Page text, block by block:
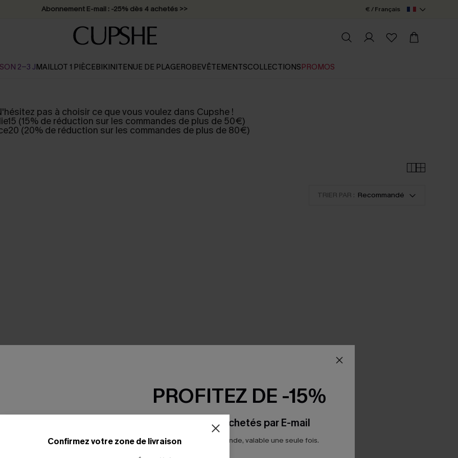
Abonnement E-mail : -25% dès 4 achetés >> € / Français
2-3 JMAILLOT 1 PIÈCEBIKINITENUE DE PLAGEROBEVÊTEMENTSCOLLECTIONSPROMOS
pas à choisir ce que vous voulez dans Cupshe !
(15% de réduction sur les commandes de plus de 50€)
(20% de réduction sur les commandes de plus de 80€)
TRIER PAR : Recommandé
Confirmez votre zone de livraison
PROFITEZ DE -15%
-15% dès 2 Achetés par E-mail
*Un code par commande, valable une seule fois.